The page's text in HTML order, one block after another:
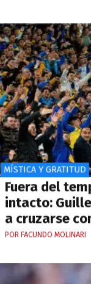
MÍSTICA Y GRATITUD
Fuera del
intacto:
a cruzarse
POR FACUNDO MOLINARI